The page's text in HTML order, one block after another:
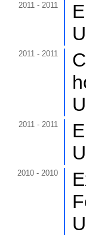
2011 - 2011
2011 - 2011
2011 - 2011
2010 - 2010